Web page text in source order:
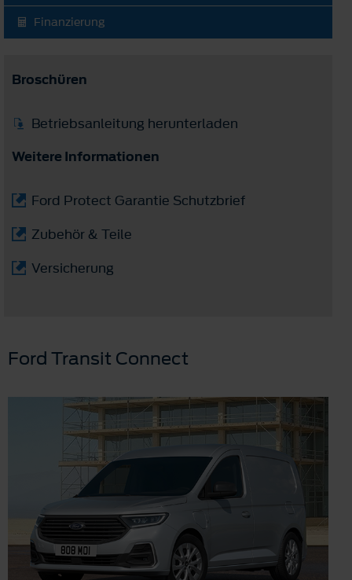
Finanzierung
Broschüren
Betriebsanleitung herunterladen
Weitere Informationen
Ford Protect Garantie Schutzbrief
Zubehör & Teile
Versicherung
Ford Transit Connect